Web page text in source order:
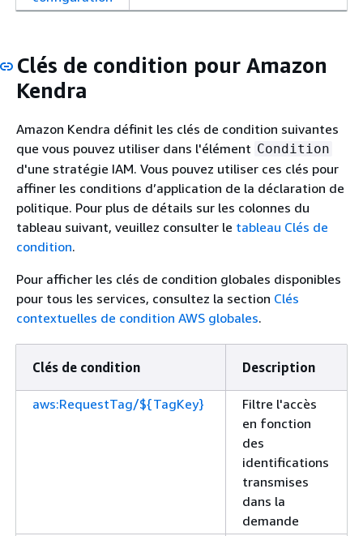
Clés de condition pour Amazon
Kendra
Amazon Kendra définit les clés de condition suivantes
que vous pouvez utiliser dans l'élément Condition
d'une stratégie IAM. Vous pouvez utiliser ces clés pour
affiner les conditions d’application de la déclaration de
politique. Pour plus de détails sur les colonnes du
tableau suivant, veuillez consulter le tableau Clés de
condition.
Pour afficher les clés de condition globales disponibles
pour tous les services, consultez la section Clés
contextuelles de condition AWS globales.
Clés de condition Description
aws:RequestTag/${TagKey}
Filtre l'accès
en fonction
des
identifications
transmises
dans la
demande